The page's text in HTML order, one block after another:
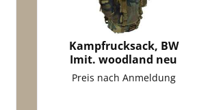
Kampfrucksack, BW
Imit. woodland neu
Preis nach Anmeldung